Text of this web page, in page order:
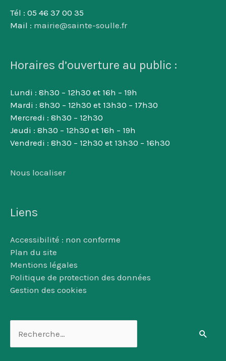
Tél : 05 46 37 00 35
Mail : mairie@sainte-soulle.fr
Horaires d’ouverture au public :
Lundi : 8h30 – 12h30 et 16h – 19h
Mardi : 8h30 – 12h30 et 13h30 – 17h30
Mercredi : 8h30 – 12h30
Jeudi : 8h30 – 12h30 et 16h – 19h
Vendredi : 8h30 – 12h30 et 13h30 – 16h30
Nous localiser
Liens
Accessibilité : non conforme
Plan du site
Mentions légales
Politique de protection des données
Gestion des cookies